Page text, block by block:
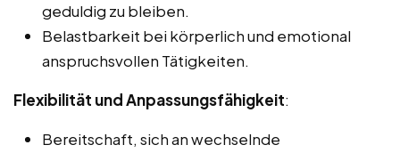
geduldig zu bleiben.
Belastbarkeit bei körperlich und emotional
anspruchsvollen Tätigkeiten.
Flexibilität und Anpassungsfähigkeit:
Bereitschaft, sich an wechselnde